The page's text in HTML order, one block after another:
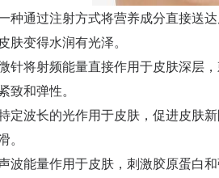
种通过注射方式将营养成分直接送
肤变得水润有光泽。
针将射频能量直接作用于皮肤深层
致和弹性。
定波长的光作用于皮肤，促进皮肤
。
波能量作用于皮肤，刺激胶原蛋白